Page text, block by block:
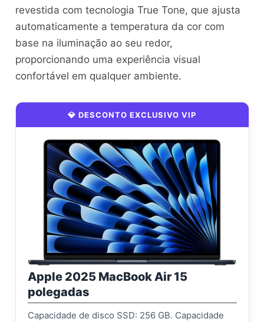
revestida com tecnologia True Tone, que ajusta
automaticamente a temperatura da cor com
base na iluminação ao seu redor,
proporcionando uma experiência visual
confortável em qualquer ambiente.
💎 DESCONTO EXCLUSIVO VIP
Apple 2025 MacBook Air 15
polegadas
Capacidade de disco SSD: 256 GB. Capacidade